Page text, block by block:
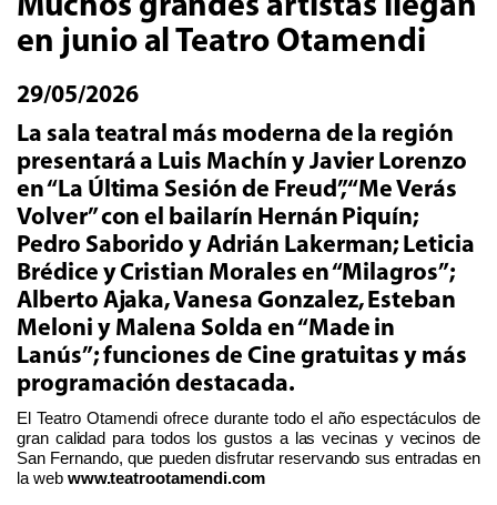
en junio al Teatro Otamendi
29/05/2026
La sala teatral más moderna de la región
presentará a Luis Machín y Javier Lorenzo
en “La Última Sesión de Freud”, “Me Verás
Volver” con el bailarín Hernán Piquín;
Pedro Saborido y Adrián Lakerman; Leticia
Brédice y Cristian Morales en “Milagros”;
Alberto Ajaka, Vanesa Gonzalez, Esteban
Meloni y Malena Solda en “Made in
Lanús”; funciones de Cine gratuitas y más
programación destacada.
El TeatroOtamendiofrecedurante todo el año espectáculos de
gran calidad para todos los gustos a las vecinas y vecinos de
San Fernando, que pueden disfrutar reservando sus entradas en
la web www.teatrootamendi.com